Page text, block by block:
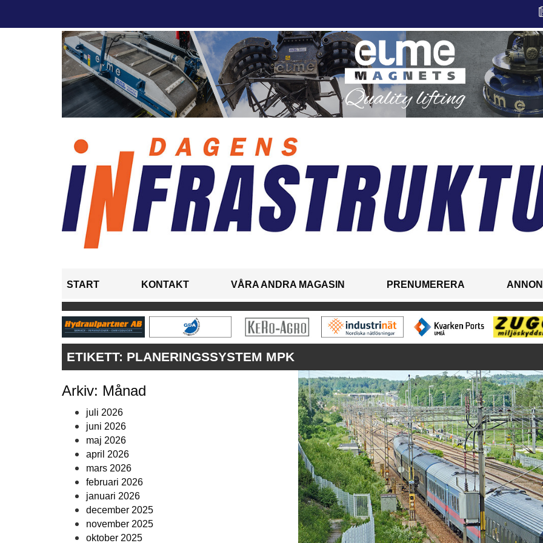
START KONTAKT VÅRA ANDRA MAGASIN PRENUMERERA
ETIKETT: PLANERINGSSYSTEM MPK
Arkiv: Månad
juli 2026
juni 2026
maj 2026
april 2026
mars 2026
februari 2026
januari 2026
december 2025
november 2025
oktober 2025